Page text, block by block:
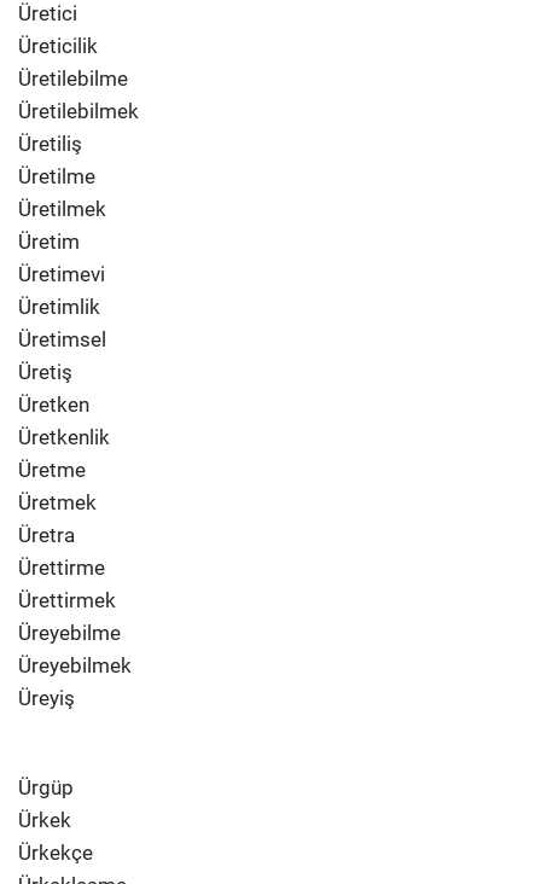
Üretici
Üreticilik
Üretilebilme
Üretilebilmek
Üretiliş
Üretilme
Üretilmek
Üretim
Üretimevi
Üretimlik
Üretimsel
Üretiş
Üretken
Üretkenlik
Üretme
Üretmek
Üretra
Ürettirme
Ürettirmek
Üreyebilme
Üreyebilmek
Üreyiş
Ürgüp
Ürkek
Ürkekçe